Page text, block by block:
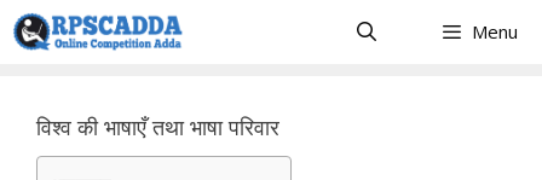
Skip
to
Menu
विश्व की भाषाएँ तथा भाषा परिवार